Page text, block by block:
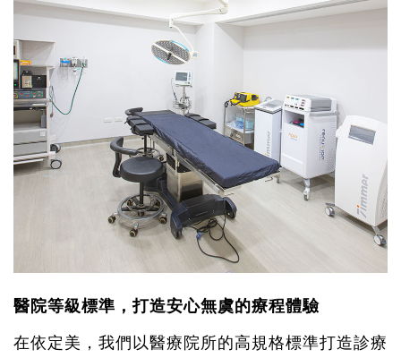
醫院等級標準，打造安心無虞的療程體驗
在依定美，我們以醫療院所的高規格標準打造診療